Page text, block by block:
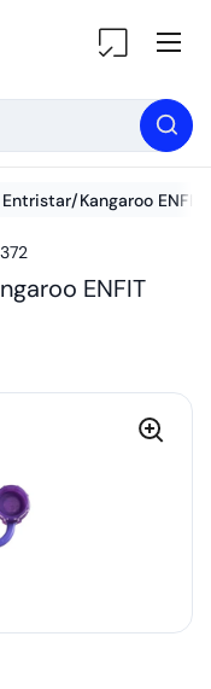
Kangaroo ENFIT
ENFIT